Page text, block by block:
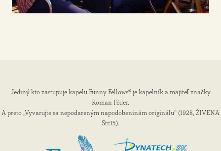
Jediný kto zastupuje kapelu Funny Fellows® je kapelník a majiteľ značky
Roman Féder.
A preto „Vyvarujte sa nepodareným napodobeninám originálu“ (1928, ŽIVENA
Str.15).